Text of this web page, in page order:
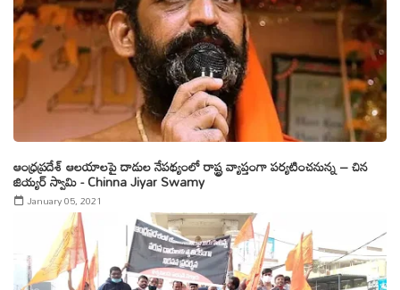
ఆంధ్రప్రదేశ్ ఆలయాలపై దాడుల నేపథ్యంలో రాష్ట్ర వ్యాప్తంగా పర్యటించనున్న – చిన
జియ్యర్ స్వామి - Chinna Jiyar Swamy
January 05, 2021